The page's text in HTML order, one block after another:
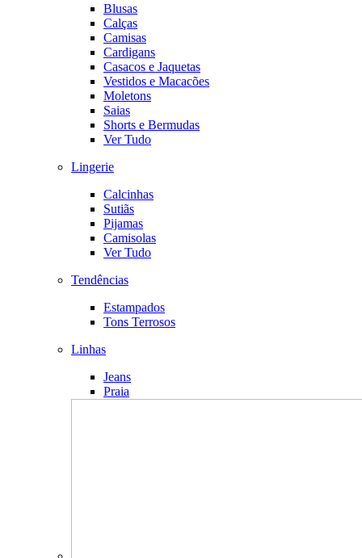
Blusas
Calças
Camisas
Cardigans
Casacos e Jaquetas
Vestidos e Macacões
Moletons
Saias
Shorts e Bermudas
Ver Tudo
Lingerie
Calcinhas
Sutiãs
Pijamas
Camisolas
Ver Tudo
Tendências
Estampados
Tons Terrosos
Linhas
Jeans
Praia